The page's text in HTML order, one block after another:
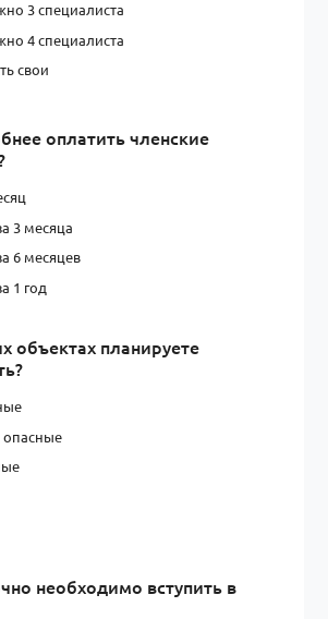
3 специалиста
4 специалиста
свои
оплатить членские
3 месяца
6 месяцев
1 год
объектах планируете
необходимо вступить в